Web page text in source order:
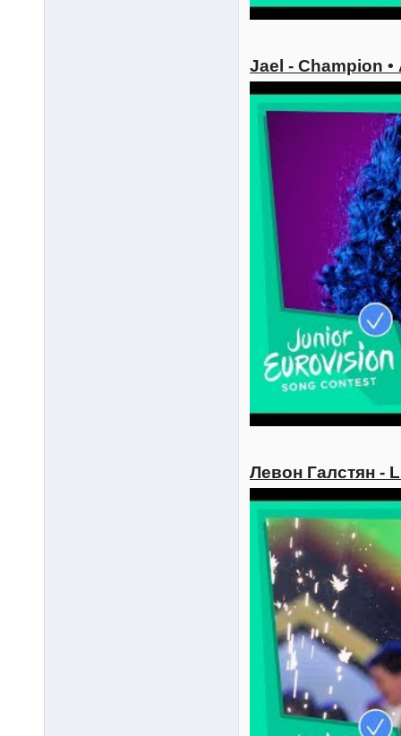
Jael - Champion
Левон Галстян -